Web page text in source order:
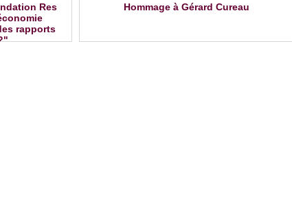
Res
rapports
Hommage à Gérard Cureau